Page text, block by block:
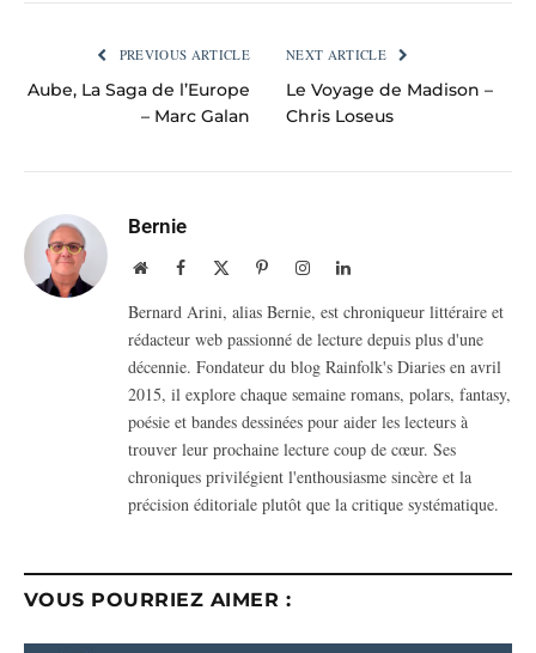
PREVIOUS ARTICLE
Aube, La Saga de l’Europe
– Marc Galan
NEXT ARTICLE
Le Voyage de Madison –
Chris Loseus
Bernie
WebsiteFacebook PinterestInstagramLinkedIn
Bernard Arini, alias Bernie, est chroniqueur littéraire et
rédacteur web passionné de lecture depuis plus d'une
décennie. Fondateur du blog Rainfolk's Diaries en avril
2015, il explore chaque semaine romans, polars, fantasy,
poésie et bandes dessinées pour aider les lecteurs à
trouver leur prochaine lecture coup de cœur. Ses
chroniques privilégient l'enthousiasme sincère et la
précision éditoriale plutôt que la critique systématique.
VOUS POURRIEZ AIMER :